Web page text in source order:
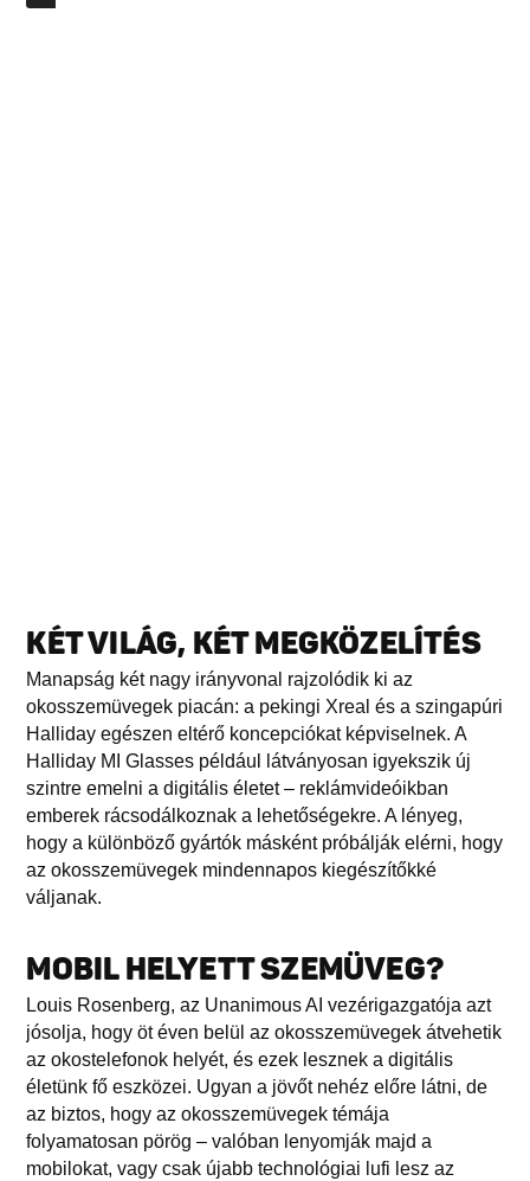
KÉT VILÁG, KÉT MEGKÖZELÍTÉS
Manapság két nagy irányvonal rajzolódik ki az
okosszemüvegek piacán: a pekingi Xreal és a szingapúri
Halliday egészen eltérő koncepciókat képviselnek. A
Halliday MI Glasses például látványosan igyekszik új
szintre emelni a digitális életet – reklámvideóikban
emberek rácsodálkoznak a lehetőségekre. A lényeg,
hogy a különböző gyártók másként próbálják elérni, hogy
az okosszemüvegek mindennapos kiegészítőkké
váljanak.
MOBIL HELYETT SZEMÜVEG?
Louis Rosenberg, az Unanimous AI vezérigazgatója azt
jósolja, hogy öt éven belül az okosszemüvegek átvehetik
az okostelefonok helyét, és ezek lesznek a digitális
életünk fő eszközei. Ugyan a jövőt nehéz előre látni, de
az biztos, hogy az okosszemüvegek témája
folyamatosan pörög – valóban lenyomják majd a
mobilokat, vagy csak újabb technológiai lufi lesz az